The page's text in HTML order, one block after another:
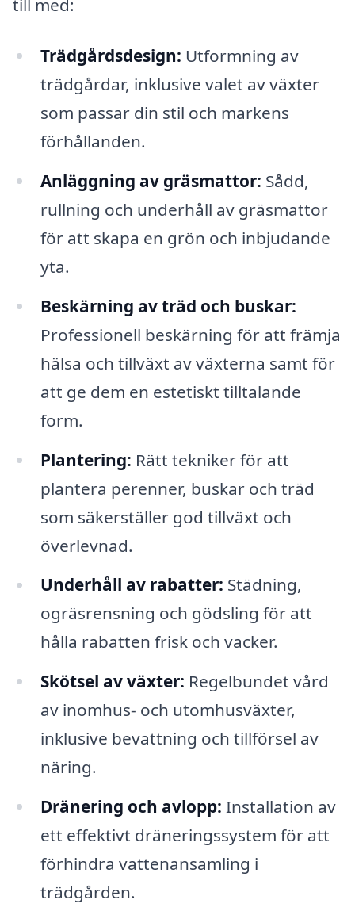
till med:
Trädgårdsdesign: Utformning av
trädgårdar, inklusive valet av växter
som passar din stil och markens
förhållanden.
Anläggning av gräsmattor: Sådd,
rullning och underhåll av gräsmattor
för att skapa en grön och inbjudande
yta.
Beskärning av träd och buskar:
Professionell beskärning för att främja
hälsa och tillväxt av växterna samt för
att ge dem en estetiskt tilltalande
form.
Plantering: Rätt tekniker för att
plantera perenner, buskar och träd
som säkerställer god tillväxt och
överlevnad.
Underhåll av rabatter: Städning,
ogräsrensning och gödsling för att
hålla rabatten frisk och vacker.
Skötsel av växter: Regelbundet vård
av inomhus- och utomhusväxter,
inklusive bevattning och tillförsel av
näring.
Dränering och avlopp: Installation av
ett effektivt dräneringssystem för att
förhindra vattenansamling i
trädgården.